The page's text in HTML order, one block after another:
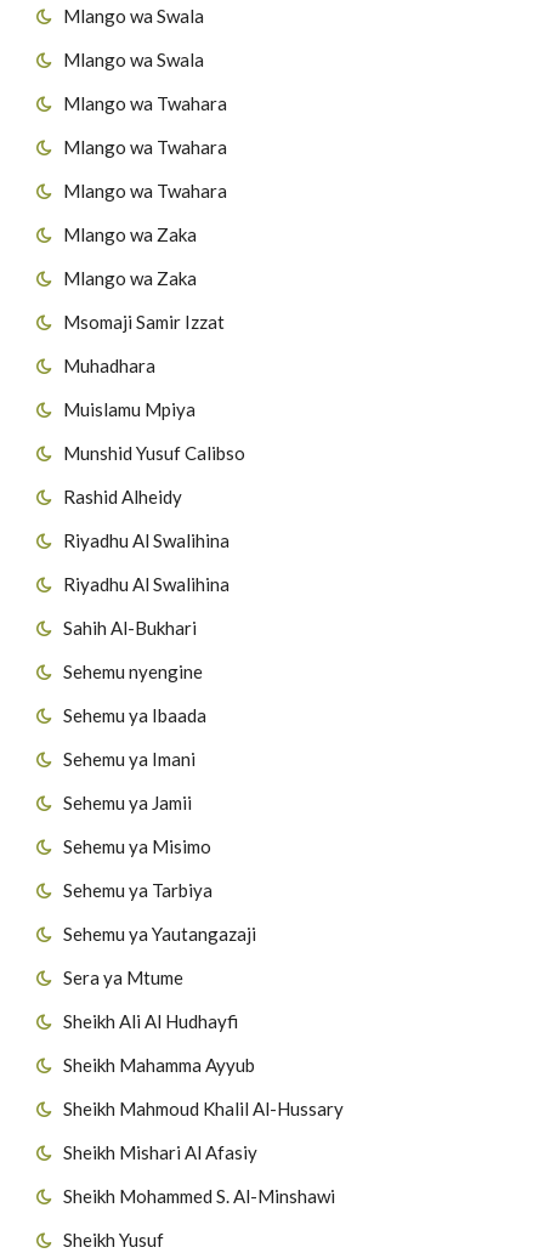
Mlango wa Swala
Mlango wa Swala
Mlango wa Twahara
Mlango wa Twahara
Mlango wa Twahara
Mlango wa Zaka
Mlango wa Zaka
Msomaji Samir Izzat
Muhadhara
Muislamu Mpiya
Munshid Yusuf Calibso
Rashid Alheidy
Riyadhu Al Swalihina
Riyadhu Al Swalihina
Sahih Al-Bukhari
Sehemu nyengine
Sehemu ya Ibaada
Sehemu ya Imani
Sehemu ya Jamii
Sehemu ya Misimo
Sehemu ya Tarbiya
Sehemu ya Yautangazaji
Sera ya Mtume
Sheikh Ali Al Hudhayfi
Sheikh Mahamma Ayyub
Sheikh Mahmoud Khalil Al-Hussary
Sheikh Mishari Al Afasiy
Sheikh Mohammed S. Al-Minshawi
Sheikh Yusuf